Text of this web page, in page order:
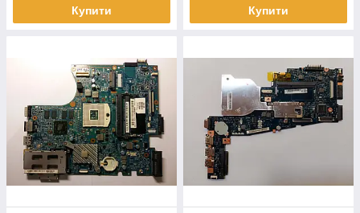
Купити Купити